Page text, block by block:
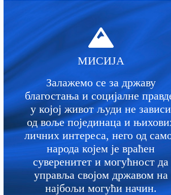
МИСИЈА
Залажемо се за државу
благостања и социјалне
у којој живот људи не зависи
од воље појединаца и
личних интереса, него од
народа којем је враћен
суверенитет и могућност да
управља својом државом на
најбољи могући начин.